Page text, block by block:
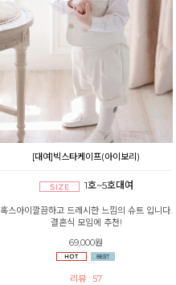
[대여]빅스타케이프(아이보리)
1호~5호대여
혹스아이깔끔하고 드레시한 느낌의 슈트 입니다.
결혼식 모임에 추천!
69,000원
리뷰 : 57